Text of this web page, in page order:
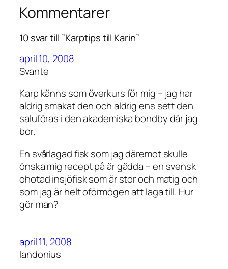
Kommentarer
10 svar till ”Karptips till Karin”
april 10, 2008
Svante
Karp känns som överkurs för mig – jag har
aldrig smakat den och aldrig ens sett den
saluföras i den akademiska bondby där jag
bor.
En svårlagad fisk som jag däremot skulle
önska mig recept på är gädda – en svensk
ohotad insjöfisk som är stor och matig och
som jag är helt oförmögen att laga till. Hur
gör man?
april 11, 2008
landonius